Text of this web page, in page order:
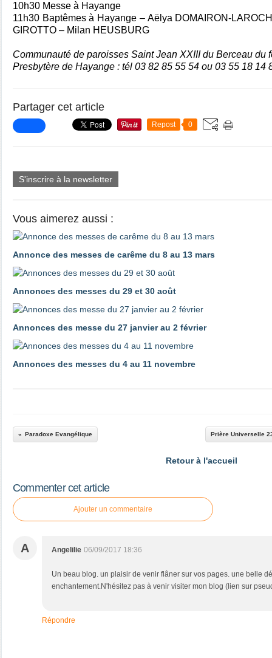
10h30 Messe à Hayange
11h30 Baptêmes à Hayange – Aëlya DOMAIRON-
GIROTTO – Milan HEUSBURG
Communauté de paroisses Saint Jean XXIII du Berceau du
Presbytère de Hayange : tél 03 82 85 55 54 ou 03 55 18 14
Partager cet article
Repost 0
S'inscrire à la newsletter
Vous aimerez aussi :
Annonce des messes de carême du 8 au 13 mars
Annonces des messes du 29 et 30 août
Annonces des messe du 27 janvier au 2 février
Annonces des messes du 4 au 11 novembre
Paradoxe Evangélique Prière Universelle
Retour à l'accueil
Commenter cet article
Ajouter un commentaire
A Angelilie 06/09/2017 18:36
Un beau blog. un plaisir de venir flâner sur vos pages. une belle
enchantement.N'hésitez pas à venir visiter mon blog (lien sur
Répondre